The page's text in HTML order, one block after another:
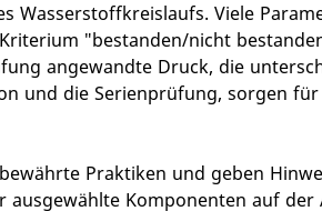
Wasserstoffkreislaufs. Viele
"bestanden/nicht
angewandte Druck, die
und die Serienprüfung, sorgen
Praktiken und geben
ausgewählte Komponenten auf der